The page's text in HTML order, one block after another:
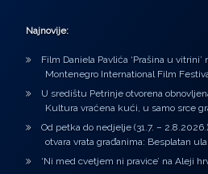
Najnovije:
Film Daniela Pavlića ‘Prašina u vitrini’
Montenegro International Film
U središtu Petrinje otvorena
Kultura vraćena kući, u samo srce
Od petka do nedjelje (31.7. –
otvara vrata građanima: Besplatan
‘Ni med cvetjem ni pravice’ na Aleji